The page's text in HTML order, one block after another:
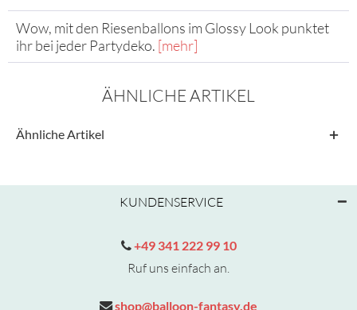
Wow, mit den Riesenballons im Glossy Look punktet
ihr bei jeder Partydeko. [mehr]
ÄHNLICHE ARTIKEL
Ähnliche Artikel
KUNDENSERVICE
+49 341 222 99 10
Ruf uns einfach an.
shop@balloon-fantasy.de